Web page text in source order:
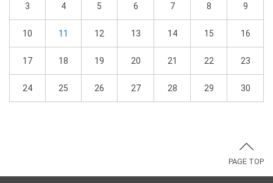
3 4 5 6 7 8 9
10 11 12 13 14 15 16
17 18 19 20 21 22 23
24 25 26 27 28 29 30
PAGE TOP